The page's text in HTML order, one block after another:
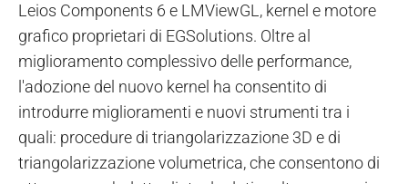
Leios Components 6 e LMViewGL, kernel e motore
grafico proprietari di EGSolutions. Oltre al
miglioramento complessivo delle performance,
l'adozione del nuovo kernel ha consentito di
introdurre miglioramenti e nuovi strumenti tra i
quali: procedure di triangolarizzazione 3D e di
triangolarizzazione volumetrica, che consentono di